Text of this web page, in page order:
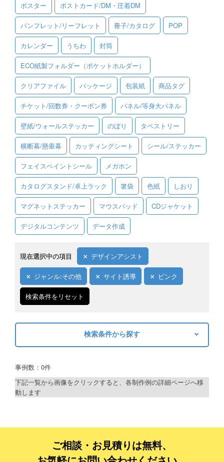
ご利用料金
ご利用ガイド
ご利用の流れ
ご注文方法について
キャンセルについて
FAQ（よくあるご質問）
資料をダウンロード
ご利用規約
お見積り・お問合せ
ポスター ポストカード/DM・圧着DM
パンフレット/リーフレット 冊子/カタログ POP
カレンダー うちわ 封筒
ECO紙製フォルダー（ポケットホルダー）
クリアファイル パッケージ 包装紙 商品タグ
チケット/回数券・クーポン券 パネル/等身大パネル
壁紙/ウォールステッカー のぼり タペストリー
横断幕/懸垂幕 カッティングシート シール/ステッカー
フェイスペイントシール メガホン
カタログスタンド/卓上ラック 箸袋 色紙 しおり
マグネットステッカー マウスパッド CDジャケット
デジタルコンテンツ データ作成
現在選択中の項目 デザインアシスト
ジャンル:その他 サイト誘導 ピンク
検索条件をリセット
検索条件から探す
制作プランで探す
ベーシックコース
シルバーコース
事例数：0件
下記一覧から画像をクリックすると、各制作例の詳細ページへ移
動します
ご相談・お見積りは無料、